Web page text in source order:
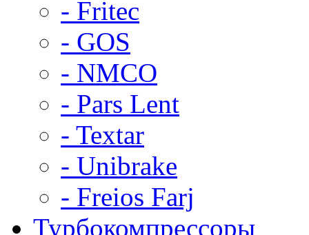
- Fritec
- GOS
- NMCO
- Pars Lent
- Textar
- Unibrake
- Freios Farj
Турбокомпрессоры